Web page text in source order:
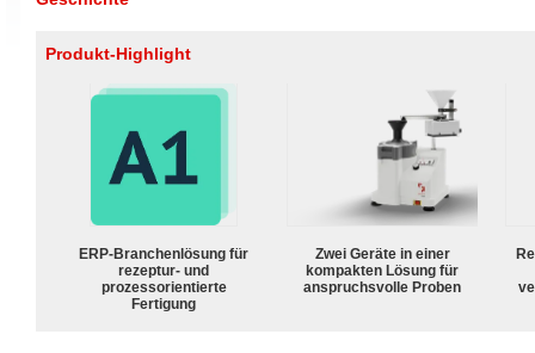
Produkt-Highlight
ERP-Branchenlösung für
rezeptur- und
prozessorientierte
Fertigung
Zwei Geräte in einer
kompakten Lösung für
anspruchsvolle Proben